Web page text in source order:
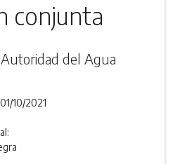
conjunta
del Agua
01/10/2021